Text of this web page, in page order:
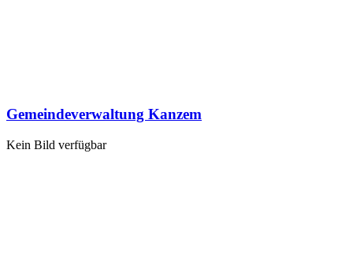
Gemeindeverwaltung Kanzem
Kein Bild verfügbar